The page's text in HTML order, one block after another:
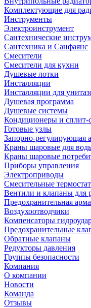
Комплектующие для
Инструменты
Электроинструмент
Сантехнические
Сантехника и Санфаянс
Смесители
Смесители для кухни
Душевые лотки
Инсталляции
Инсталляции для
Душевая программа
Душевые системы
Кондиционеры и сплит-
Готовые узлы
Запорно-регулирующая
Краны шаровые для
Краны шаровые
Приборы управления
Электроприводы
Смесительные
Вентили и клапаны для
Предохранительная
Воздухоотводчики
Компенсаторы
Предохранительные
Обратные клапаны
Редукторы давления
Группы безопасности
Компания
О компании
Новости
Команда
Отзывы